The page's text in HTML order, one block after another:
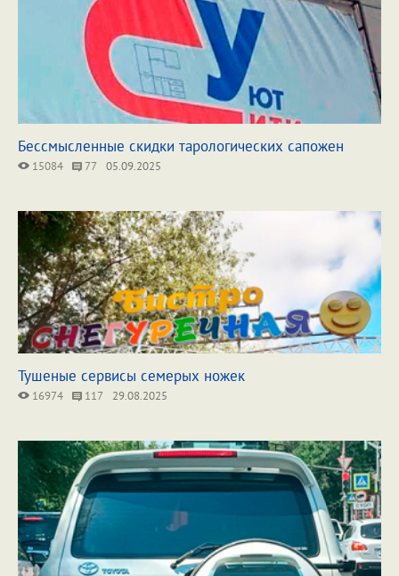
Бессмысленные скидки тарологических сапожен
15084 77 05.09.2025
Тушеные сервисы семерых ножек
16974 117 29.08.2025